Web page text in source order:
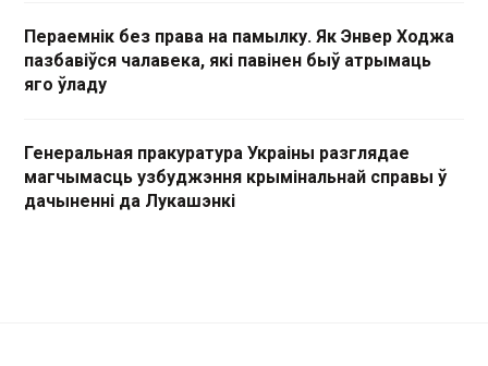
Пераемнік без права на памылку. Як Энвер Ходжа
пазбавіўся чалавека, які павінен быў атрымаць
яго ўладу
Генеральная пракуратура Украіны разглядае
магчымасць узбуджэння крымінальнай справы ў
дачыненні да Лукашэнкі